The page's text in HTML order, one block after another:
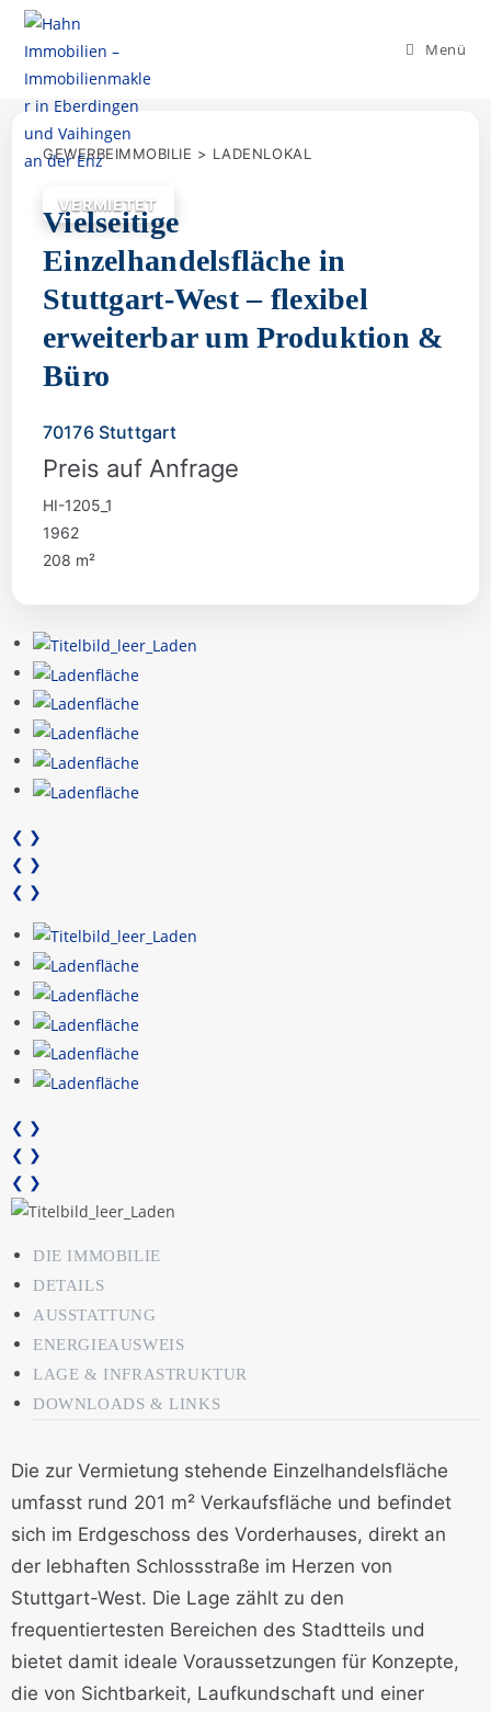
Menü
GEWERBEIMMOBILIE > LADENLOKAL
VERMIETET
Vielseitige
Einzelhandelsfläche in
Stuttgart-West – flexibel
erweiterbar um Produktion &
Büro
70176 Stuttgart
Preis auf Anfrage
HI-1205_1
1962
208 m²
❮ ❯
❮ ❯
❮ ❯
❮ ❯
❮ ❯
❮ ❯
DIE IMMOBILIE
DETAILS
AUSSTATTUNG
ENERGIEAUSWEIS
LAGE & INFRASTRUKTUR
DOWNLOADS & LINKS
Die zur Vermietung stehende Einzelhandelsfläche
umfasst rund 201 m² Verkaufsfläche und befindet
sich im Erdgeschoss des Vorderhauses, direkt an
der lebhaften Schlossstraße im Herzen von
Stuttgart-West. Die Lage zählt zu den
frequentiertesten Bereichen des Stadtteils und
bietet damit ideale Voraussetzungen für Konzepte,
die von Sichtbarkeit, Laufkundschaft und einer